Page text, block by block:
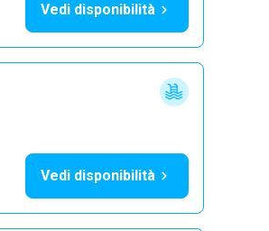
Vedi disponibilità
Vedi disponibilità